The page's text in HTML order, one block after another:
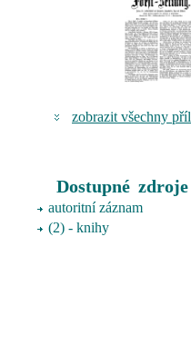
zobrazit všechny
Dostupné
autoritní záznam
(2) - knihy